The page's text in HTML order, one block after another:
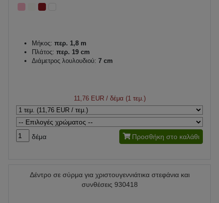
Μήκος: περ. 1,8 m
Πλάτος: περ. 19 cm
Διάμετρος λουλουδιού: 7 cm
11,76 EUR/ δέμα (1 τεμ.)
δέμα Προσθήκη στο καλάθι
Δέντρο σε σύρμα για χριστουγεννιάτικα στεφάνια και
συνθέσεις 930418